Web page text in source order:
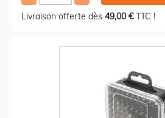
Livraison offerte dès 49,00 €TTC !